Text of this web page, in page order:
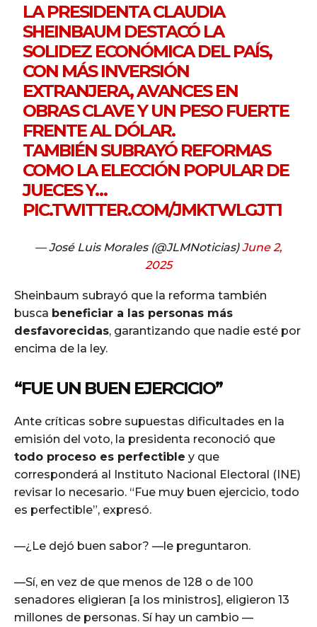
LA PRESIDENTA CLAUDIA
SHEINBAUM DESTACÓ LA
SOLIDEZ ECONÓMICA DEL PAÍS,
CON MÁS INVERSIÓN
EXTRANJERA, AVANCES EN
OBRAS CLAVE Y UN PESO FUERTE
FRENTE AL DÓLAR.
TAMBIÉN SUBRAYÓ REFORMAS
COMO LA ELECCIÓN POPULAR DE
JUECES Y…
PIC.TWITTER.COM/JMKTWLGJT1
— José Luis Morales (@JLMNoticias)June 2,
2025
Sheinbaum subrayó que la reforma también
busca beneficiar a las personas más
desfavorecidas, garantizando que nadie esté por
encima de la ley.
“FUE UN BUEN EJERCICIO”
Ante críticas sobre supuestas dificultades en la
emisión del voto, la presidenta reconoció que
todo proceso es perfectible y que
corresponderá al Instituto Nacional Electoral (INE)
revisar lo necesario. “Fue muy buen ejercicio, todo
es perfectible”, expresó.
—¿Le dejó buen sabor? —le preguntaron.
—Sí, en vez de que menos de 128 o de 100
senadores eligieran [a los ministros], eligieron 13
millones de personas. Sí hay un cambio —